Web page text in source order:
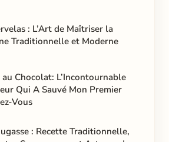
: L’Art de Maîtriser la
Traditionnelle et Moderne
au Chocolat: L’Incontournable
Qui A Sauvé Mon Premier
Vous
: Recette Traditionnelle,